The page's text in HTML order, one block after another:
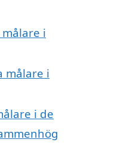
i
målare i
i de